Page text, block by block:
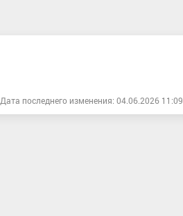
Дата последнего изменения: 04.06.2026 11:09